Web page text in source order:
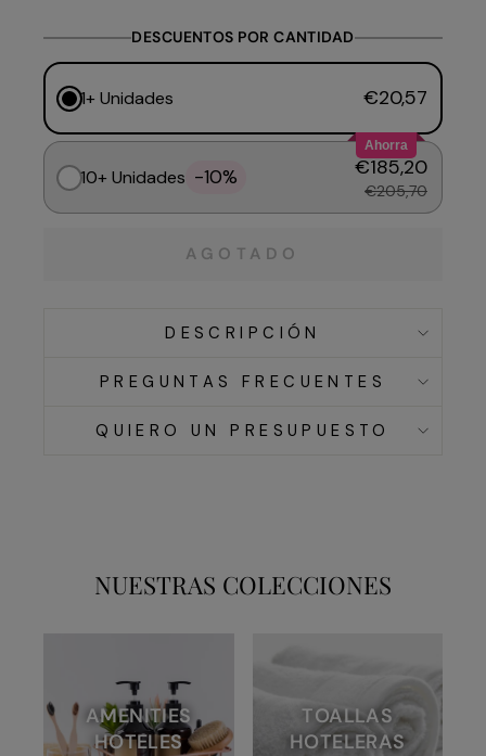
DESCUENTOS POR CANTIDAD
1+ Unidades €20,57
Ahorra
10+ Unidades -10% €185,20
€205,70
AGOTADO
DESCRIPCIÓN
PREGUNTAS FRECUENTES
QUIERO UN PRESUPUESTO
NUESTRAS COLECCIONES
AMENITIES
HOTELES
TOALLAS
HOTELERAS